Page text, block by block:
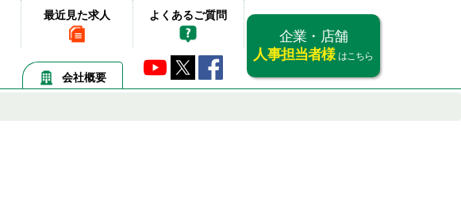
最近見た求人 よくあるご質問
企業・店舗
人事担当者様 はこちら
会社概要